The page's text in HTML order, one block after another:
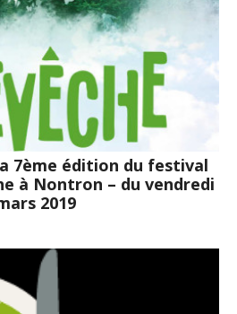
7ème édition du festival
à Nontron – du vendredi
2019